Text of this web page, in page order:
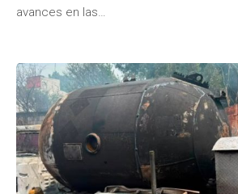
avances en las…